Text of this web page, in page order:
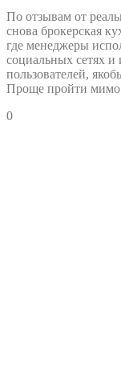
По отзывам от
снова брокерская
где менеджеры
социальных сетях
пользователей,
Проще пройти мимо
0